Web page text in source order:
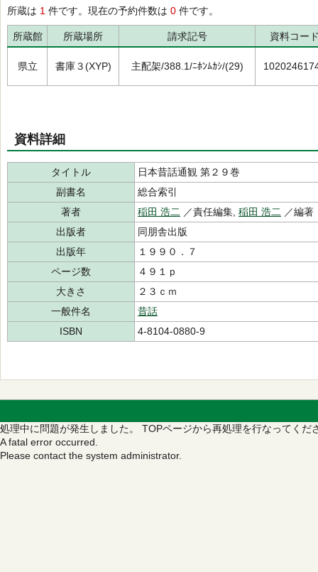
所蔵は 1 件です。現在の予約件数は 0 件です。
所蔵館 所蔵場所 請求記号 資料コー
県立 書庫３(XYP) 主配架/388.1/ﾆﾎﾝﾑｶｼ/(29)
資料詳細
タイトル
日本昔話通観 第２９巻
副書名
総合索引
著者
稲田 浩二 ／責任編集, 稲田 浩二 ／編
出版者
同朋舎出版
出版年
１９９０．７
ページ数
４９１ｐ
大きさ
２３ｃｍ
一般件名
昔話
ISBN
4-8104-0880-9
処理中に問題が発生しました。 TOPページから再処理を行なってくだ
A fatal error occurred.
Please contact the system administrator.